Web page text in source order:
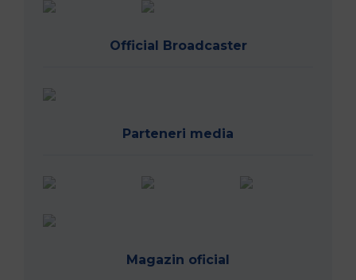
Official Broadcaster
Parteneri media
Magazin oficial